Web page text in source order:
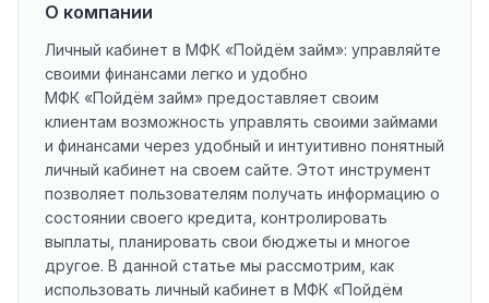
О компании
Личный кабинет в МФК «Пойдём займ»: управляйте
своими финансами легко и удобно
МФК «Пойдём займ» предоставляет своим
клиентам возможность управлять своими займами
и финансами через удобный и интуитивно понятный
личный кабинет на своем сайте. Этот инструмент
позволяет пользователям получать информацию о
состоянии своего кредита, контролировать
выплаты, планировать свои бюджеты и многое
другое. В данной статье мы рассмотрим, как
использовать личный кабинет в МФК «Пойдём